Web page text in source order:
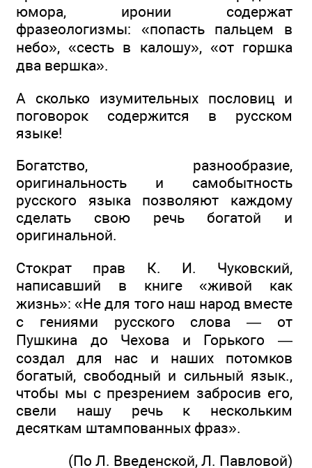
юмора, иронии содержат
фразеологизмы: «попасть пальцем в
небо», «сесть в калошу», «от горшка
два вершка».
А сколько изумительных пословиц и
поговорок содержится в русском
языке!
Богатство, разнообразие,
оригинальность и самобытность
русского языка позволяют каждому
сделать свою речь богатой и
оригинальной.
Стократ прав К. И. Чуковский,
написавший в книге «живой как
жизнь»: «Не для того наш народ вместе
с гениями русского слова — от
Пушкина до Чехова и Горького —
создал для нас и наших потомков
богатый, свободный и сильный язык.,
чтобы мы с презрением забросив его,
свели нашу речь к нескольким
десяткам штампованных фраз».
(По Л. Введенской, Л. Павловой)